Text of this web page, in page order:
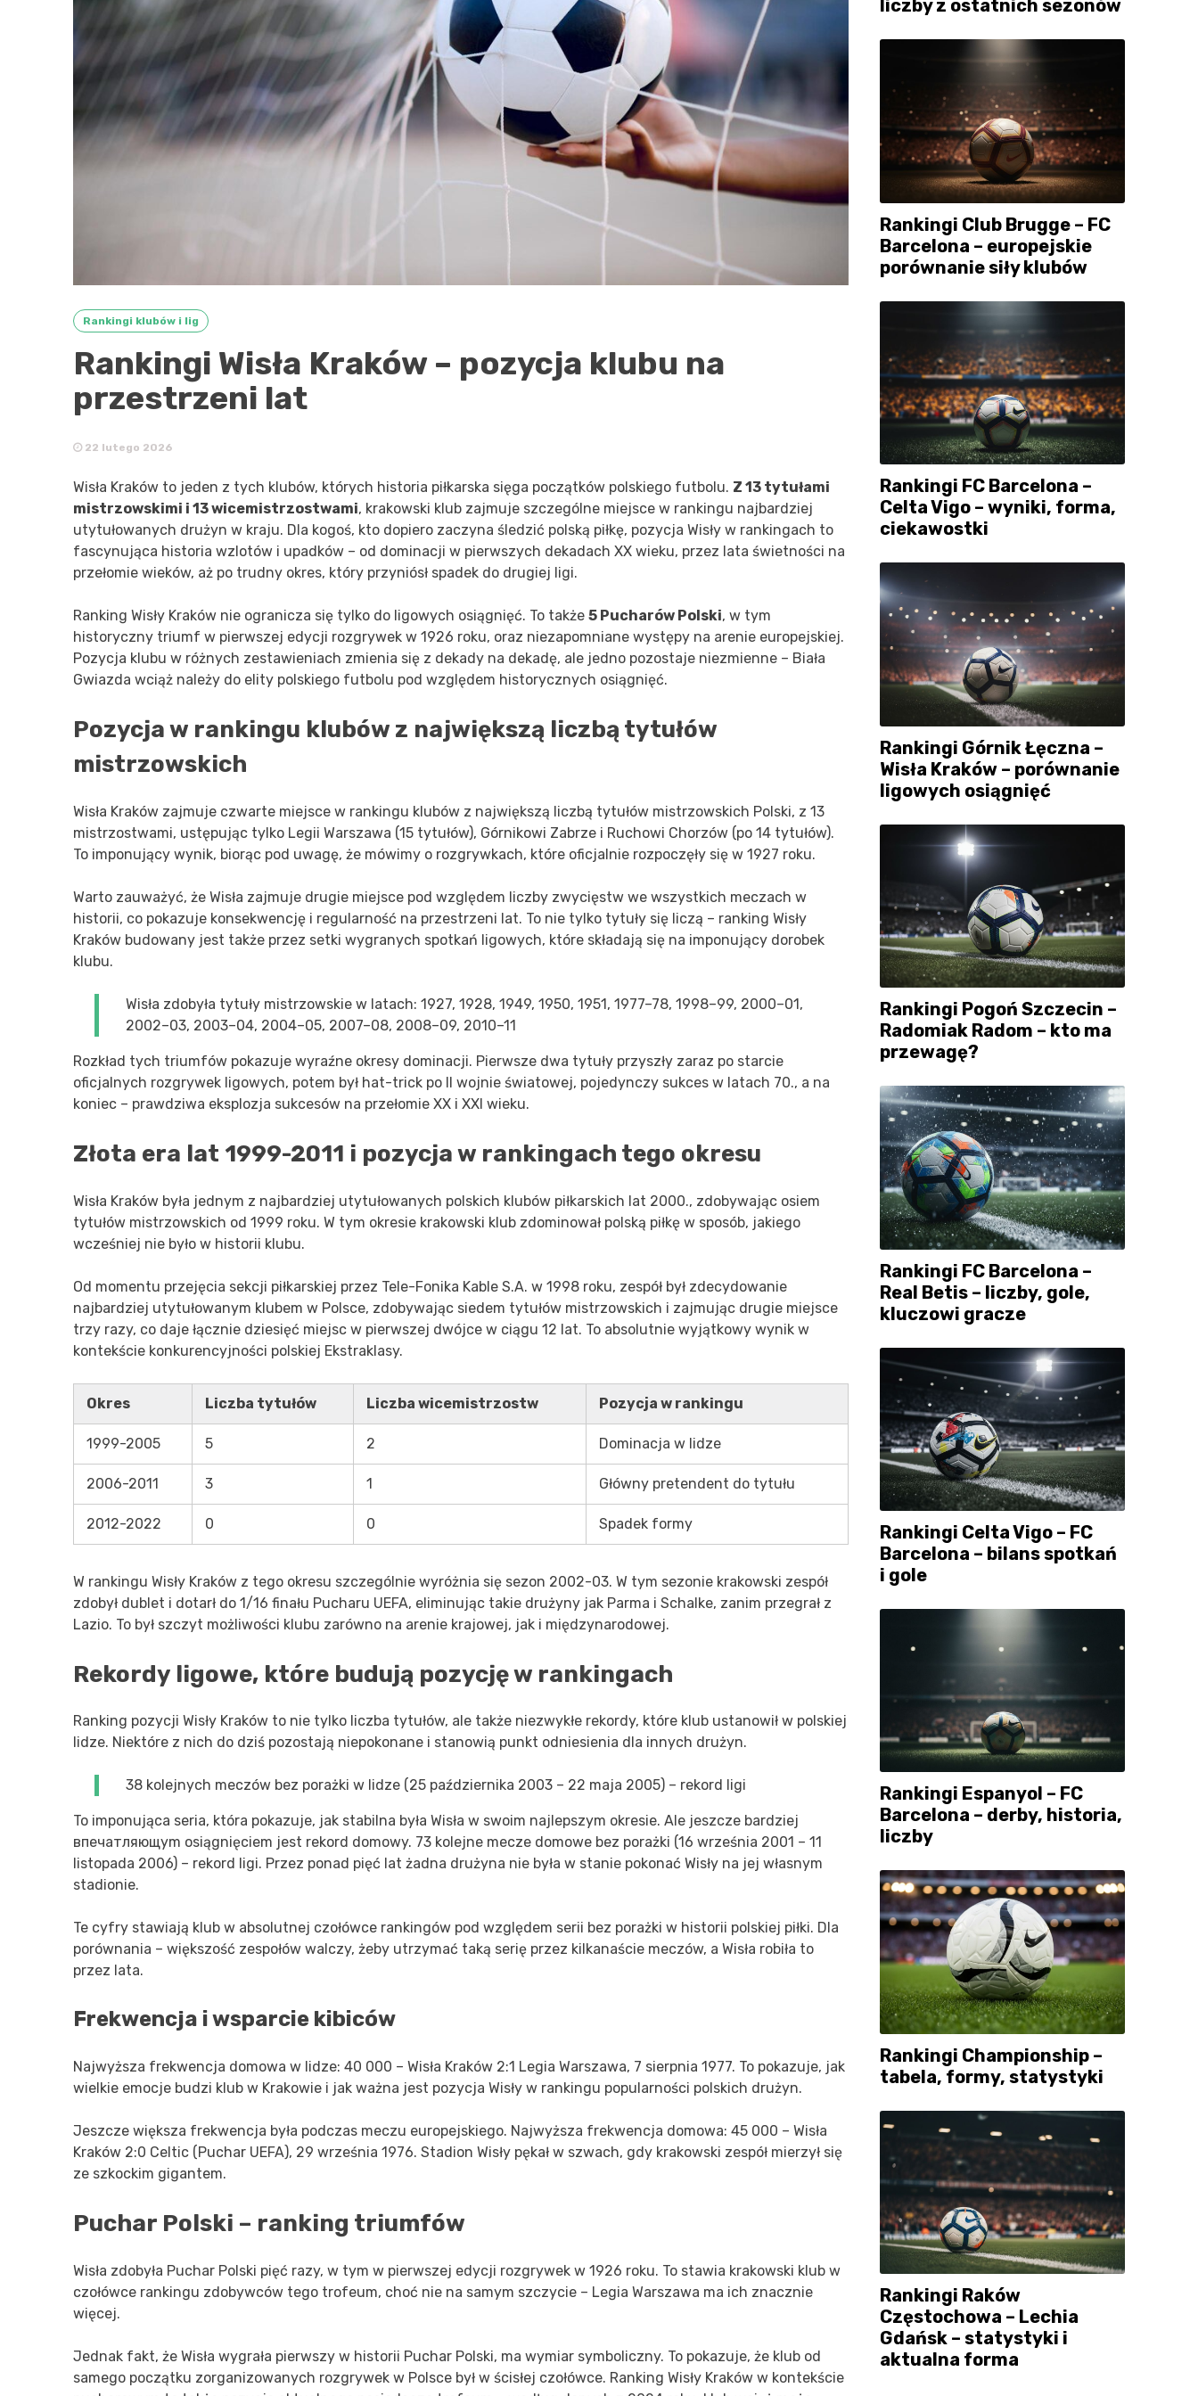
Rankingi klubów i lig
Rankingi Wisła Kraków – pozycja klubu na
przestrzeni lat
22 lutego 2026
Wisła Kraków to jeden z tych klubów, których historia piłkarska sięga początków polskiego futbolu. Z 13 tytułami
mistrzowskimi i 13 wicemistrzostwami, krakowski klub zajmuje szczególne miejsce w rankingu najbardziej
utytułowanych drużyn w kraju. Dla kogoś, kto dopiero zaczyna śledzić polską piłkę, pozycja Wisły w rankingach to
fascynująca historia wzlotów i upadków – od dominacji w pierwszych dekadach XX wieku, przez lata świetności na
przełomie wieków, aż po trudny okres, który przyniósł spadek do drugiej ligi.
Ranking Wisły Kraków nie ogranicza się tylko do ligowych osiągnięć. To także 5 Pucharów Polski, w tym
historyczny triumf w pierwszej edycji rozgrywek w 1926 roku, oraz niezapomniane występy na arenie europejskiej.
Pozycja klubu w różnych zestawieniach zmienia się z dekady na dekadę, ale jedno pozostaje niezmienne – Biała
Gwiazda wciąż należy do elity polskiego futbolu pod względem historycznych osiągnięć.
Pozycja w rankingu klubów z największą liczbą tytułów
mistrzowskich
Wisła Kraków zajmuje czwarte miejsce w rankingu klubów z największą liczbą tytułów mistrzowskich Polski, z 13
mistrzostwami, ustępując tylko Legii Warszawa (15 tytułów), Górnikowi Zabrze i Ruchowi Chorzów (po 14 tytułów).
To imponujący wynik, biorąc pod uwagę, że mówimy o rozgrywkach, które oficjalnie rozpoczęły się w 1927 roku.
Warto zauważyć, że Wisła zajmuje drugie miejsce pod względem liczby zwycięstw we wszystkich meczach w
historii, co pokazuje konsekwencję i regularność na przestrzeni lat. To nie tylko tytuły się liczą – ranking Wisły
Kraków budowany jest także przez setki wygranych spotkań ligowych, które składają się na imponujący dorobek
klubu.
Wisła zdobyła tytuły mistrzowskie w latach: 1927, 1928, 1949, 1950, 1951, 1977–78, 1998–99, 2000–01,
2002–03, 2003–04, 2004–05, 2007–08, 2008–09, 2010–11
Rozkład tych triumfów pokazuje wyraźne okresy dominacji. Pierwsze dwa tytuły przyszły zaraz po starcie
oficjalnych rozgrywek ligowych, potem był hat-trick po II wojnie światowej, pojedynczy sukces w latach 70., a na
koniec – prawdziwa eksplozja sukcesów na przełomie XX i XXI wieku.
Złota era lat 1999-2011 i pozycja w rankingach tego okresu
Wisła Kraków była jednym z najbardziej utytułowanych polskich klubów piłkarskich lat 2000., zdobywając osiem
tytułów mistrzowskich od 1999 roku. W tym okresie krakowski klub zdominował polską piłkę w sposób, jakiego
wcześniej nie było w historii klubu.
Od momentu przejęcia sekcji piłkarskiej przez Tele-Fonika Kable S.A. w 1998 roku, zespół był zdecydowanie
najbardziej utytułowanym klubem w Polsce, zdobywając siedem tytułów mistrzowskich i zajmując drugie miejsce
trzy razy, co daje łącznie dziesięć miejsc w pierwszej dwójce w ciągu 12 lat. To absolutnie wyjątkowy wynik w
kontekście konkurencyjności polskiej Ekstraklasy.
Okres Liczba tytułów Liczba wicemistrzostw Pozycja w rankingu
1999-2005 5 2 Dominacja w lidze
2006-2011 3 1 Główny pretendent do tytułu
2012-2022 0 0 Spadek formy
W rankingu Wisły Kraków z tego okresu szczególnie wyróżnia się sezon 2002-03. W tym sezonie krakowski zespół
zdobył dublet i dotarł do 1/16 finału Pucharu UEFA, eliminując takie drużyny jak Parma i Schalke, zanim przegrał z
Lazio. To był szczyt możliwości klubu zarówno na arenie krajowej, jak i międzynarodowej.
Rekordy ligowe, które budują pozycję w rankingach
Ranking pozycji Wisły Kraków to nie tylko liczba tytułów, ale także niezwykłe rekordy, które klub ustanowił w polskiej
lidze. Niektóre z nich do dziś pozostają niepokonane i stanowią punkt odniesienia dla innych drużyn.
38 kolejnych meczów bez porażki w lidze (25 października 2003 – 22 maja 2005) – rekord ligi
To imponująca seria, która pokazuje, jak stabilna była Wisła w swoim najlepszym okresie. Ale jeszcze bardziej
впечатляющym osiągnięciem jest rekord domowy. 73 kolejne mecze domowe bez porażki (16 września 2001 – 11
listopada 2006) – rekord ligi. Przez ponad pięć lat żadna drużyna nie była w stanie pokonać Wisły na jej własnym
stadionie.
Te cyfry stawiają klub w absolutnej czołówce rankingów pod względem serii bez porażki w historii polskiej piłki. Dla
porównania – większość zespołów walczy, żeby utrzymać taką serię przez kilkanaście meczów, a Wisła robiła to
przez lata.
Frekwencja i wsparcie kibiców
Najwyższa frekwencja domowa w lidze: 40 000 – Wisła Kraków 2:1 Legia Warszawa, 7 sierpnia 1977. To pokazuje, jak
wielkie emocje budzi klub w Krakowie i jak ważna jest pozycja Wisły w rankingu popularności polskich drużyn.
Jeszcze większa frekwencja była podczas meczu europejskiego. Najwyższa frekwencja domowa: 45 000 – Wisła
Kraków 2:0 Celtic (Puchar UEFA), 29 września 1976. Stadion Wisły pękał w szwach, gdy krakowski zespół mierzył się
ze szkockim gigantem.
Puchar Polski – ranking triumfów
Wisła zdobyła Puchar Polski pięć razy, w tym w pierwszej edycji rozgrywek w 1926 roku. To stawia krakowski klub w
czołówce rankingu zdobywców tego trofeum, choć nie na samym szczycie – Legia Warszawa ma ich znacznie
więcej.
Jednak fakt, że Wisła wygrała pierwszy w historii Puchar Polski, ma wymiar symboliczny. To pokazuje, że klub od
samego początku zorganizowanych rozgrywek w Polsce był w ścisłej czołówce. Ranking Wisły Kraków w kontekście
liczby z ostatnich sezonów
Rankingi Club Brugge – FC
Barcelona – europejskie
porównanie siły klubów
Rankingi FC Barcelona –
Celta Vigo – wyniki, forma,
ciekawostki
Rankingi Górnik Łęczna –
Wisła Kraków – porównanie
ligowych osiągnięć
Rankingi Pogoń Szczecin –
Radomiak Radom – kto ma
przewagę?
Rankingi FC Barcelona –
Real Betis – liczby, gole,
kluczowi gracze
Rankingi Celta Vigo – FC
Barcelona – bilans spotkań
i gole
Rankingi Espanyol – FC
Barcelona – derby, historia,
liczby
Rankingi Championship –
tabela, formy, statystyki
Rankingi Raków
Częstochowa – Lechia
Gdańsk – statystyki i
aktualna forma